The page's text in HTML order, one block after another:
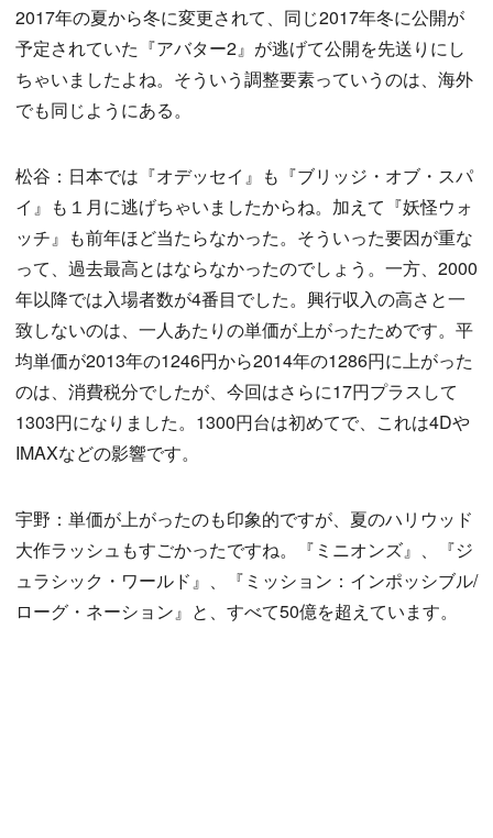
2017年の夏から冬に変更されて、同じ2017年冬に公開が
予定されていた『アバター2』が逃げて公開を先送りにし
ちゃいましたよね。そういう調整要素っていうのは、海外
でも同じようにある。
松谷：日本では『オデッセイ』も『ブリッジ・オブ・スパ
イ』も１月に逃げちゃいましたからね。加えて『妖怪ウォ
ッチ』も前年ほど当たらなかった。そういった要因が重な
って、過去最高とはならなかったのでしょう。一方、2000
年以降では入場者数が4番目でした。興行収入の高さと一
致しないのは、一人あたりの単価が上がったためです。平
均単価が2013年の1246円から2014年の1286円に上がった
のは、消費税分でしたが、今回はさらに17円プラスして
1303円になりました。1300円台は初めてで、これは4Dや
IMAXなどの影響です。
宇野：単価が上がったのも印象的ですが、夏のハリウッド
大作ラッシュもすごかったですね。『ミニオンズ』、『ジ
ュラシック・ワールド』、『ミッション：インポッシブル/
ローグ・ネーション』と、すべて50億を超えています。